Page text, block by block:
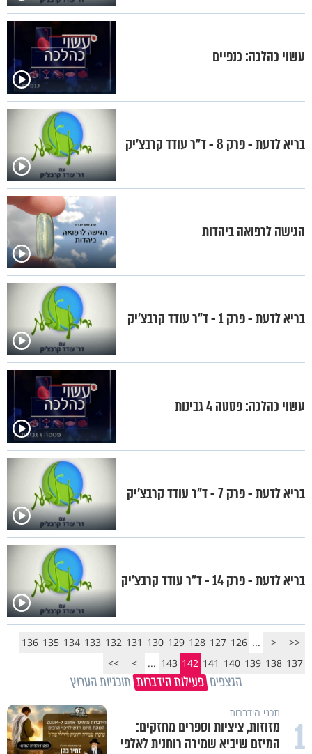
עשוי כהלכה: כנפיים
בריא לדעת - פרק 8 - ד"ר עודד קרבצ'יק
הגישה לרפואה ביהדות
בריא לדעת - פרק 1 - ד"ר עודד קרבצ'יק
עשוי כהלכה: פסטה 4 גבינות
בריא לדעת - פרק 7 - ד"ר עודד קרבצ'יק
בריא לדעת - פרק 14 - ד"ר עודד קרבצ'יק
<<
<
...
126
127
128
129
130
131
132
133
134
135
136
137
138
139
140
141
142
143
...
>
>>
הנצפים פעילות הידברות תוכניות הערוץ
1 תכני הידברות
מזוזות, ציציות וספרים מחזקים:
המיזם שיביא שמירה רוחנית לאלפי